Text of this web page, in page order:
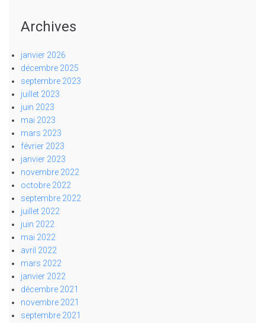
Archives
janvier 2026
décembre 2025
septembre 2023
juillet 2023
juin 2023
mai 2023
mars 2023
février 2023
janvier 2023
novembre 2022
octobre 2022
septembre 2022
juillet 2022
juin 2022
mai 2022
avril 2022
mars 2022
janvier 2022
décembre 2021
novembre 2021
septembre 2021